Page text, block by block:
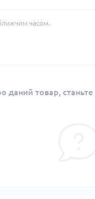
часом.
даний товар,